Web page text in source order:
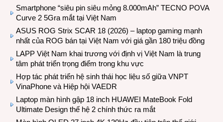
Smartphone “siêu pin siêu mỏng 8.000mAh” TECNO POVA
Curve 2 5Gra mắt tại Việt Nam
ASUS ROG Strix SCAR 18 (2026) – laptop gaming mạnh
nhất của ROG bán tại Việt Nam với giá gần 180 triệu đồng
LAPP Việt Nam khai trương với định vị Việt Nam là trung
tâm phát triển trọng điểm trong khu vực
Hợp tác phát triển hệ sinh thái học liệu số giữa VNPT
VinaPhone và Hiệp hội VAEDR
Laptop màn hình gập 18 inch HUAWEI MateBook Fold
Ultimate Design thế hệ 2 chính thức ra mắt